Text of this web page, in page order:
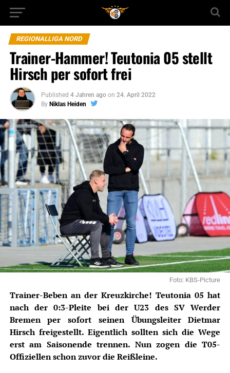
REGIONALLIGA NORD
Trainer-Hammer! Teutonia 05 stellt
Hirsch per sofort frei
Published 4 Jahren ago on 24. April 2022
By Niklas Heiden
Foto: KBS-Picture
Trainer-Beben an der Kreuzkirche! Teutonia 05 hat
nach der 0:3-Pleite bei der U23 des SV Werder
Bremen per sofort seinen Übungsleiter Dietmar
Hirsch freigestellt. Eigentlich sollten sich die Wege
erst am Saisonende trennen. Nun zogen die T05-
Offiziellen schon zuvor die Reißleine.